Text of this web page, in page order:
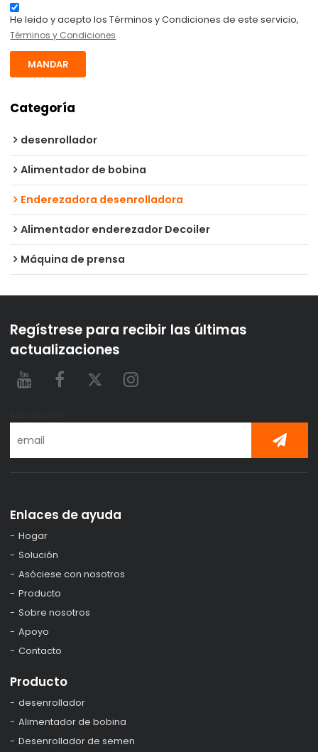
He leido y acepto los Términos y Condiciones de este servicio,
Términos y Condiciones
MANDAR
Categoría
desenrollador
Alimentador de bobina
Enderezadora desenrolladora
Alimentador enderezador Decoiler
Máquina de prensa
Regístrese para recibir las últimas
actualizaciones
Enlaces de ayuda
Hogar
Solución
Asóciese con nosotros
Producto
Sobre nosotros
Apoyo
Contacto
Producto
desenrollador
Alimentador de bobina
Desenrollador de semen